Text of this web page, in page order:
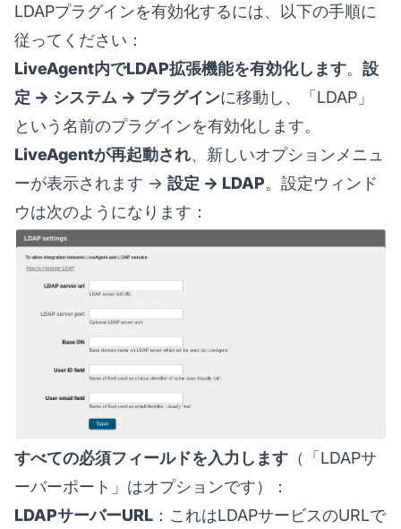
LDAPプラグインを有効化するには、以下の手順に
従ってください：
LiveAgent内でLDAP拡張機能を有効化します。 設
定 → システム → プラグインに移動し、「LDAP」
という名前のプラグインを有効化します。
LiveAgentが再起動され、新しいオプションメニュ
ーが表示されます → 設定 → LDAP。設定ウィンド
ウは次のようになります：
すべての必須フィールドを入力します （「LDAPサ
ーバーポート」はオプションです）：
LDAPサーバーURL ：これはLDAPサービスのURLで